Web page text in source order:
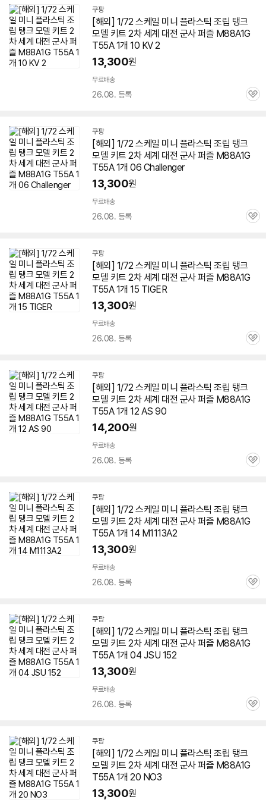
쿠팡
[해외] 1/72 스케일 미니 플라스틱 조립 탱크
모델 키트 2차 세계 대전 군사 퍼즐 M88A1G
T55A 1개 10 KV 2
13,300원
무료배송
26.08. 등록
관
쿠팡
[해외] 1/72 스케일 미니 플라스틱 조립 탱크
모델 키트 2차 세계 대전 군사 퍼즐 M88A1G
T55A 1개 06 Challenger
13,300원
무료배송
26.08. 등록
관
쿠팡
[해외] 1/72 스케일 미니 플라스틱 조립 탱크
모델 키트 2차 세계 대전 군사 퍼즐 M88A1G
T55A 1개 15 TIGER
13,300원
무료배송
26.08. 등록
관
쿠팡
[해외] 1/72 스케일 미니 플라스틱 조립 탱크
모델 키트 2차 세계 대전 군사 퍼즐 M88A1G
T55A 1개 12 AS 90
14,200원
무료배송
26.08. 등록
관
쿠팡
[해외] 1/72 스케일 미니 플라스틱 조립 탱크
모델 키트 2차 세계 대전 군사 퍼즐 M88A1G
T55A 1개 14 M1113A2
13,300원
무료배송
26.08. 등록
관
쿠팡
[해외] 1/72 스케일 미니 플라스틱 조립 탱크
모델 키트 2차 세계 대전 군사 퍼즐 M88A1G
T55A 1개 04 JSU 152
13,300원
무료배송
26.08. 등록
관
쿠팡
[해외] 1/72 스케일 미니 플라스틱 조립 탱크
모델 키트 2차 세계 대전 군사 퍼즐 M88A1G
T55A 1개 20 NO3
13,300원